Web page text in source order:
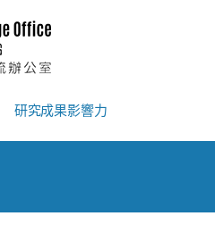
研究成果影響力